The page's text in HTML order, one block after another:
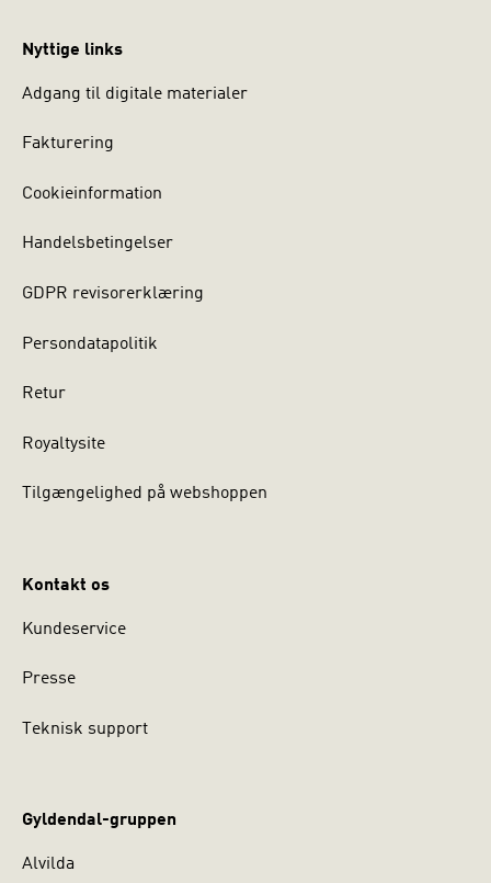
Nyttige links
Adgang til digitale materialer
Fakturering
Cookieinformation
Handelsbetingelser
GDPR revisorerklæring
Persondatapolitik
Retur
Royaltysite
Tilgængelighed på webshoppen
Kontakt os
Kundeservice
Presse
Teknisk support
Gyldendal-gruppen
Alvilda